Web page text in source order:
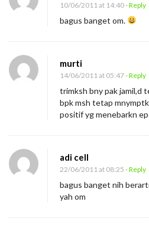
10/06/2011 at 14:40- Reply
bagus banget om.
murti
14/06/2011 at 05:47- Reply
trimksh bny pak jamil,d
bpk msh tetap
positif yg menebarkn
adi cell
22/06/2011 at 08:25 - Reply
bagus banget nih
yah om